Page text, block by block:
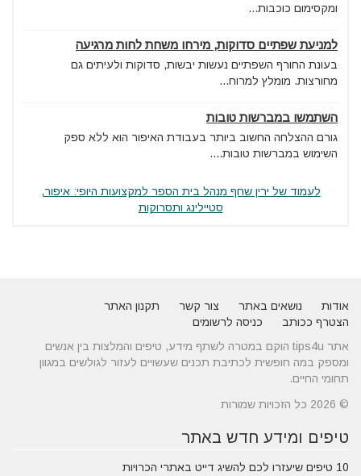
ומקסימום כוכבות...
למניעת שפתיים סדוקות, מירחו משחת לחות מרגיעה
בעונת החורף השפתיים נעשות יבשות, סדוקות ולעיתים גם
מחורצות. מומלץ למרוח...
השתמשו במברשות טובות
גורם ההצלחה החשוב ביותר בעבודת האיפור הוא ללא ספק
השימוש במברשות טובות....
לעמוד של ירין שחף מנהל בית הספר למקצועות היופי: איפור,
סטיילינג ותסרוקות
אודות נושאים באתר צור קשר
תקנון האתר
הצטרף ככותב
כניסה לרשומים
אתר tips4u הוקם במטרה לשתף מידע, טיפים והמלצות בין אנשים
ומספק במה חופשית לכתיבת תכנים שעשויים לעזור לגולשים במגוון
תחומי החיים.
© 2026 כל הזכויות שמורות
טיפים ומידע חדש באתר
10 טיפים שיעזרו לכם להשיג דייט באתרי הכרויות